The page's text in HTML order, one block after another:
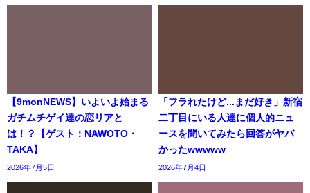
【9monNEWS】いよいよ始まる
ガチムチゲイ達の恋リアと
は！？【ゲスト：NAWOTO・
TAKA】
2026年7月5日
「フラれたけど...まだ好き」新宿
二丁目にいる人達に個人的ニュ
ースを聞いてみたら回答がヤバ
かったwwwww
2026年7月4日